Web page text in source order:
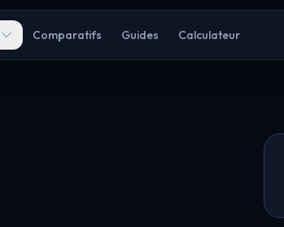
Comparatifs Guides Calculateur